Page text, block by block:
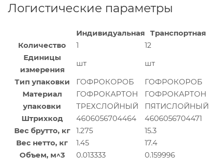
Логистические параметры
Индивидуальная Транспортная
Количество
1
12
Единицы
измерения
шт
шт
Тип упаковки
ГОФРОКОРОБ
ГОФРОКОРОБ
Материал
упаковки
ГОФРОКАРТОН
ТРЕХСЛОЙНЫЙ
ГОФРОКАРТОН
ПЯТИСЛОЙНЫЙ
Штрихкод
4606056704464
4606056704471
Вес брутто, кг
1.275
15.3
Вес нетто, кг
1.45
17.4
Объем, м^3
0.013333
0.159996